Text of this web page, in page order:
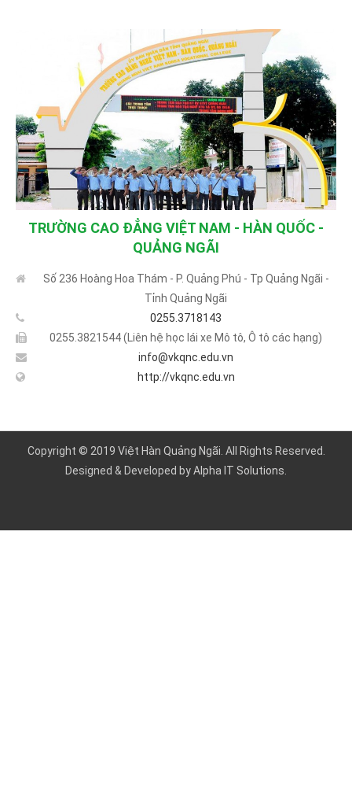
TRƯỜNG CAO ĐẲNG VIỆT NAM - HÀN QUỐC -
QUẢNG NGÃI
Số 236 Hoàng Hoa Thám - P. Quảng Phú - Tp Quảng Ngãi -
Tỉnh Quảng Ngãi
0255.3718143
0255.3821544 (Liên hệ học lái xe Mô tô, Ô tô các hạng)
info@vkqnc.edu.vn
http://vkqnc.edu.vn
Copyright © 2019 Việt Hàn Quảng Ngãi . All Rights Reserved.
Designed & Developed byAlpha IT Solutions.